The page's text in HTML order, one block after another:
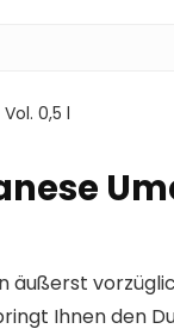
0,5 l
äußerst
Ihnen den